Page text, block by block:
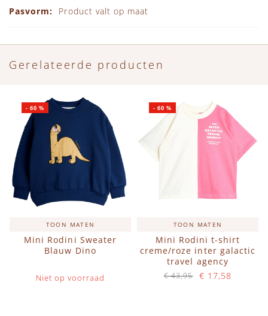
Product valt op maat
Gerelateerde producten
TOON MATEN
Mini Rodini Sweater
Blauw Dino
Niet op voorraad
-60 %
TOON MATEN
Mini Rodini t-shirt
creme/roze inter galactic
travel agency
€ 17,58
€ 43,95
-60 %